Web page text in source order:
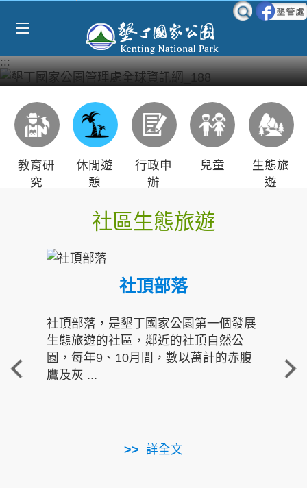
:::
教育研
究
休閒遊
憩
行政申
辦
兒童
生態旅
遊
社區生態旅遊
社頂部落
社頂部落，是墾丁國家公園第一個發展
生態旅遊的社區，鄰近的社頂自然公
園，每年9、10月間，數以萬計的赤腹
鷹及灰 ...
詳全文
重
走進